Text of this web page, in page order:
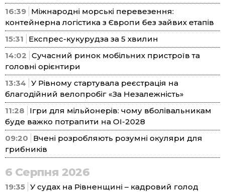
16:39 Міжнародні морські перевезення:
контейнерна логістика з Європи без зайвих етапів
15:31
Експрес-кукурудза за 5 хвилин
14:02 Сучасний ринок мобільних пристроїв та
головні орієнтири
13:34 У Рівному стартувала реєстрація на
благодійний велопробіг «За Незалежність»
11:28
Ігри для мільйонерів: чому вболівальникам
буде важко потрапити на ОІ-2028
09:20
Вчені розробляють розумні окуляри для
грибників
6 Серпня 2026
19:35 У судах на Рівненщині – кадровий голод